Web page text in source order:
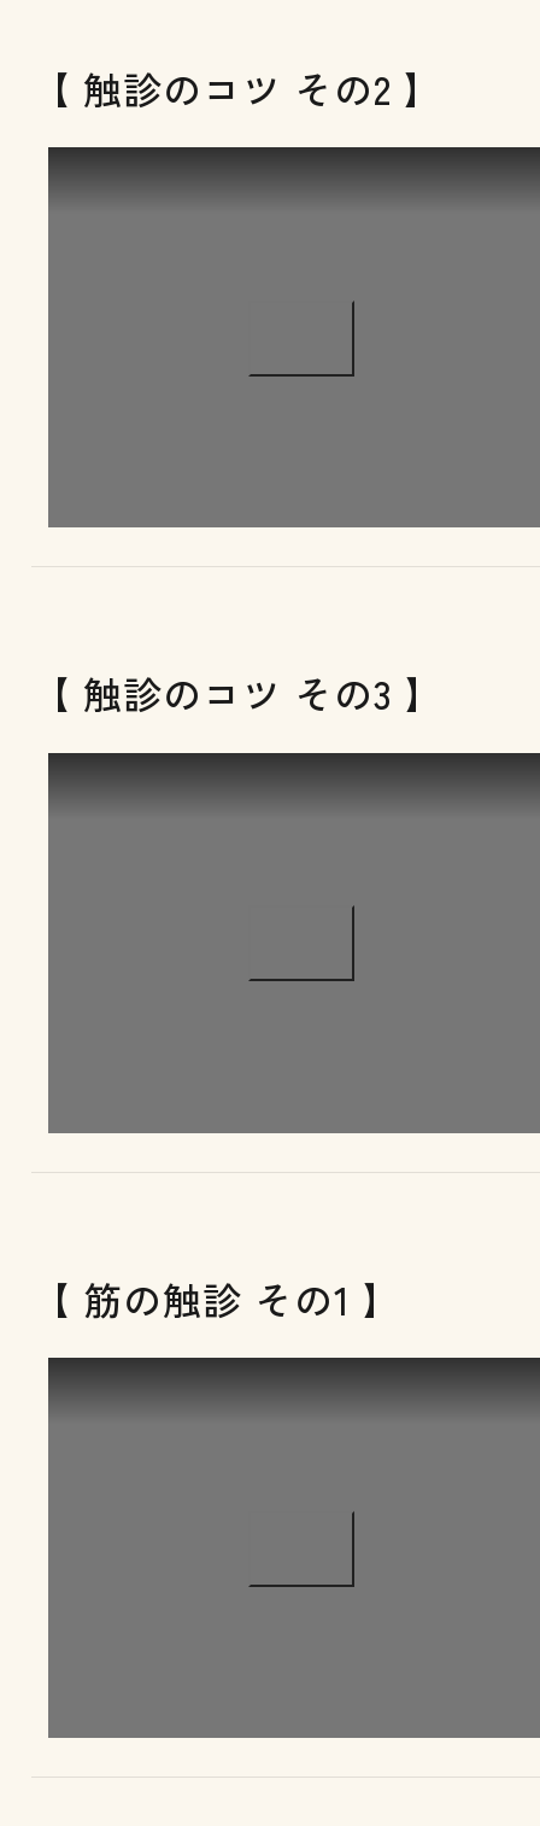
【 触診のコツ その2 】
【 触診のコツ その3 】
【 筋の触診 その1 】